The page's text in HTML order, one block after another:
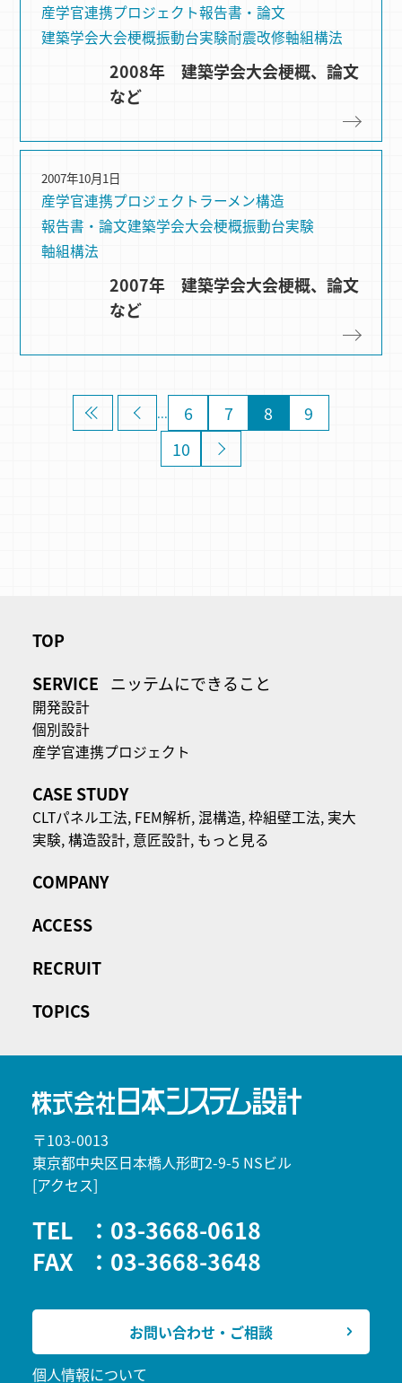
産学官連携プロジェクト報告書・論文
建築学会大会梗概振動台実験耐震改修軸組構法
2008年 建築学会大会梗概、論文
など
産学官連携プロジェクト ラーメン構造
報告書・論文建築学会大会梗概振動台実験
軸組構法
2007年10月1日
2007年 建築学会大会梗概、論文
など
« «
... 6 7 8
9
10
〒103-0013
東京都中央区日本橋人形町2-9-5 NSビル
[アクセス]
TEL
：03-3668-0618
FAX
：03-3668-3648
お問い合わせ・ご相談
個人情報について
TOP
SERVICE ニッテムにできること
開発設計
個別設計
産学官連携プロジェクト
CASE STUDY
CLTパネル⼯法, FEM解析,混構造,枠組壁工法, 実大
実験,構造設計, 意匠設計, もっと見る
COMPANY
ACCESS
RECRUIT
TOPICS